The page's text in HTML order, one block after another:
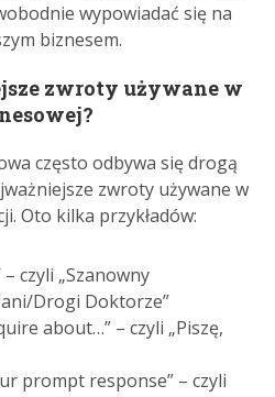
wypowiadać się na
biznesem.
zwroty używane w
często odbywa się drogą
zwroty używane w
Oto kilka przykładów:
czyli „Szanowny
Drogi Doktorze”
about…” – czyli „Piszę,
prompt response” – czyli